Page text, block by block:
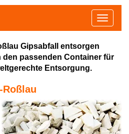
Toggle
Gipsabfall entsorgen
den passenden Container für
Entsorgung.